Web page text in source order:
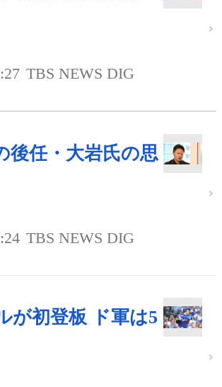
TBS NEWS DIG
後任・大岩氏の思
TBS NEWS DIG
が初登板 ド軍は5